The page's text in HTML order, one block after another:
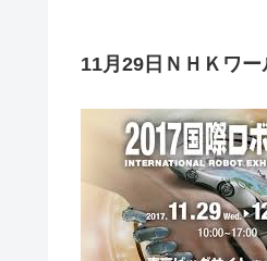
11月29日ＮＨＫワ